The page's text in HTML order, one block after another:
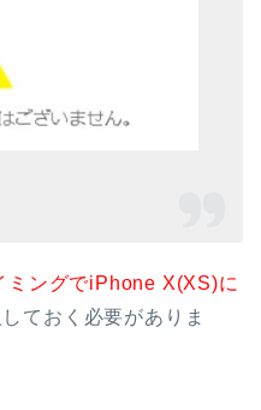
ミングでiPhone X(XS)に
ておく必要がありま